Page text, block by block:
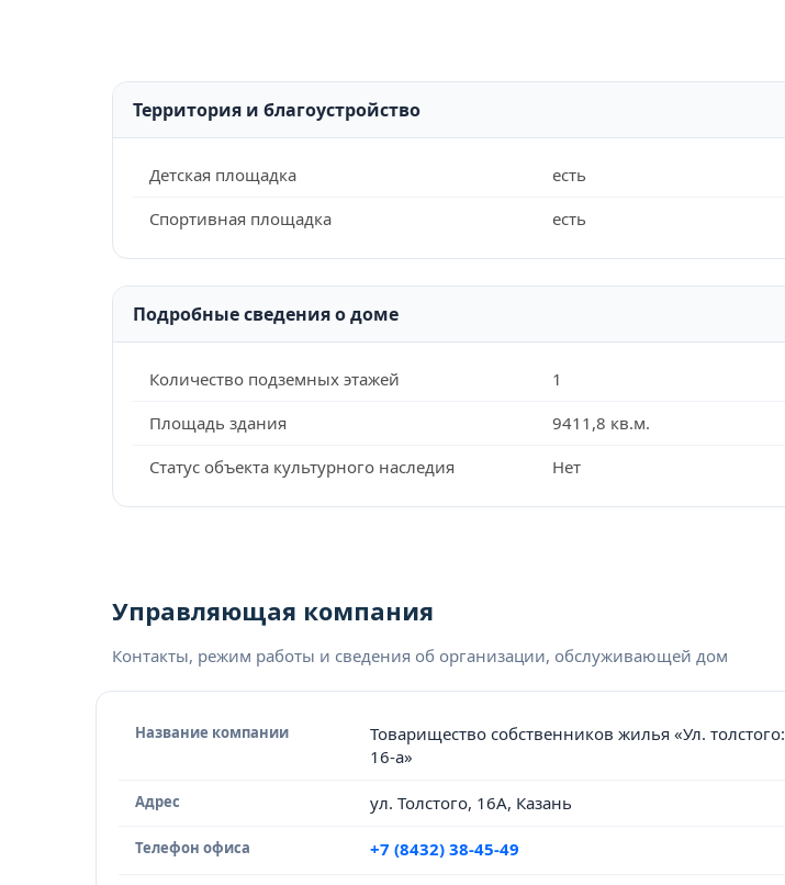
Территория и благоустройство
Детская площадка
есть
Спортивная площадка
есть
Подробные сведения о доме
Количество подземных этажей
1
Площадь здания
9411,8 кв.м.
Статус объекта культурного наследия
Нет
Управляющая компания
Контакты, режим работы и сведения об организации, обслуживающей дом
Название компании
Товарищество собственников жилья «Ул. толстого:
16-а»
Адрес ул. Толстого, 16А, Казань
Телефон офиса +7 (8432) 38-45-49